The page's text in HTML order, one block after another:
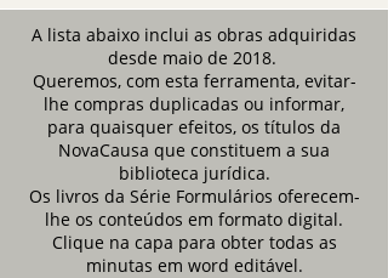
A lista abaixo inclui as obras adquiridas
desde maio de 2018.
Queremos, com esta ferramenta, evitar-
lhe compras duplicadas ou informar,
para quaisquer efeitos, os títulos da
NovaCausa que constituem a sua
biblioteca jurídica.
Os livros da Série Formulários oferecem-
lhe os conteúdos em formato digital.
Clique na capa para obter todas as
minutas em word editável.